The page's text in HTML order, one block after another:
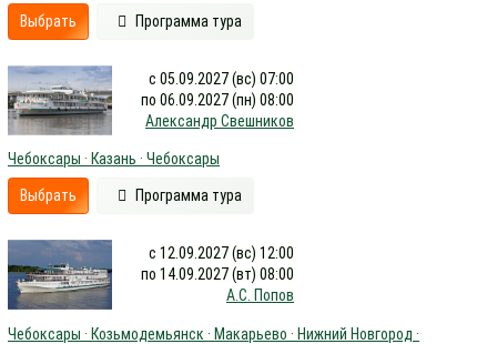
Выбрать Программа тура
с 05.09.2027 (вс) 07:00
по 06.09.2027 (пн) 08:00
Александр Свешников
Чебоксары · Казань · Чебоксары
Выбрать Программа тура
с 12.09.2027 (вс) 12:00
по 14.09.2027 (вт) 08:00
А.С. Попов
Чебоксары · Козьмодемьянск · Макарьево · Нижний Новгород ·